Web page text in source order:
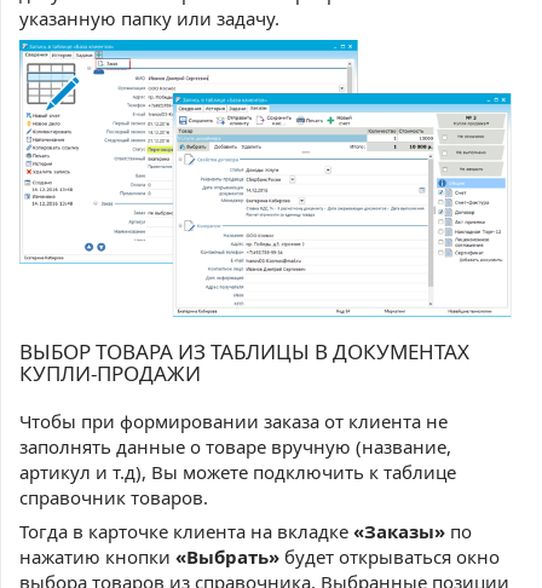
указанную папку или задачу.
ВЫБОР ТОВАРА ИЗ ТАБЛИЦЫ В ДОКУМЕНТАХ
КУПЛИ-ПРОДАЖИ
Чтобы при формировании заказа от клиента не
заполнять данные о товаре вручную (название,
артикул и т.д), Вы можете подключить к таблице
справочник товаров.
Тогда в карточке клиента на вкладке «Заказы» по
нажатию кнопки «Выбрать» будет открываться окно
выбора товаров из справочника. Выбранные позиции